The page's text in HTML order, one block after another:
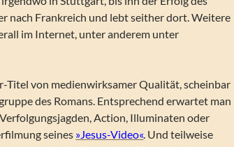
nach Frankreich und lebt seither dort. Weitere
im Internet, unter anderem unter
Titel von medienwirksamer Qualität, scheinbar
des Romans. Entsprechend erwartet man
Action, Illuminaten oder
seines »Jesus-Video«. Und teilweise